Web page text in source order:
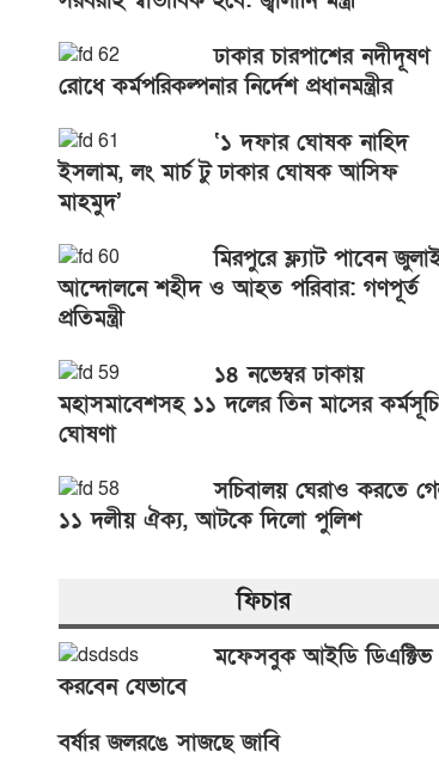
ঢাকার চারপাশের নদীদূষণ
রোধে কর্মপরিকল্পনার নির্দেশ প্রধানমন্ত্রীর
‘১ দফার ঘোষক নাহিদ
ইসলাম, লং মার্চ টু ঢাকার ঘোষক আসিফ
মাহমুদ’
মিরপুরে ফ্ল্যাট পাবেন
আন্দোলনে শহীদ ও আহত পরিবার: গণপূর্ত
প্রতিমন্ত্রী
১৪ নভেম্বর ঢাকায়
মহাসমাবেশসহ ১১ দলের তিন মাসের কর্মসূচি
ঘোষণা
সচিবালয় ঘেরাও করতে
১১ দলীয় ঐক্য, আটকে দিলো পুলিশ
ফিচার
মফেসবুক আইডি ডিএক্টিভ
করবেন যেভাবে
বর্ষার জলরঙে সাজছে জাবি